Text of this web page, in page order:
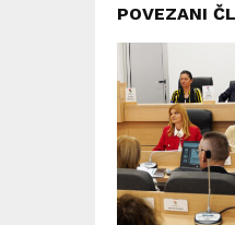
POVEZANI